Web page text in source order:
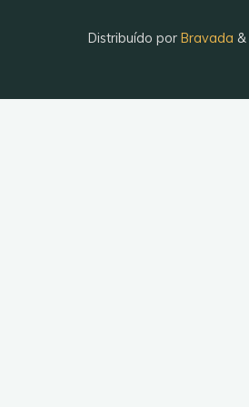
Distribuído porBravada &